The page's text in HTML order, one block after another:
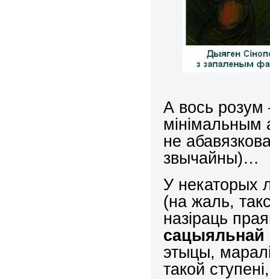
А вось розум
мінімальным
не
звычайны)…
У некаторых
(на жаль,
назіраць
сацыяльнай
этыцы,
такой